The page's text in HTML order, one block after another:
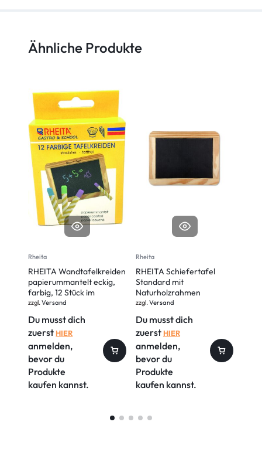
Ähnliche Produkte
Rheita
RHEITA Wandtafelkreiden
papierummantelt eckig,
farbig, 12 Stück im
Pappetui
zzgl.Versand
Du musst dich
zuerstHIER
anmelden,
bevor du
Produkte
kaufen kannst.
Rheita
RHEITA Schiefertafel
Standard mit
Naturholzrahmen
zzgl.Versand
Du musst dich
zuerstHIER
anmelden,
bevor du
Produkte
kaufen kannst.